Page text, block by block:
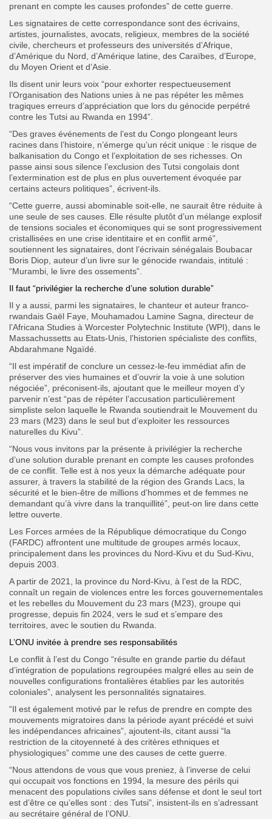
prenant en compte les causes profondes” de cette guerre.
Les signataires de cette correspondance sont des écrivains,
artistes, journalistes, avocats, religieux, membres de la société
civile, chercheurs et professeurs des universités d’Afrique,
d’Amérique du Nord, d’Amérique latine, des Caraïbes, d’Europe,
du Moyen Orient et d’Asie.
Ils disent unir leurs voix “pour exhorter respectueusement
l’Organisation des Nations unies à ne pas répéter les mêmes
tragiques erreurs d’appréciation que lors du génocide perpétré
contre les Tutsi au Rwanda en 1994”.
“Des graves événements de l’est du Congo plongeant leurs
racines dans l’histoire, n’émerge qu’un récit unique : le risque de
balkanisation du Congo et l’exploitation de ses richesses. On
passe ainsi sous silence l’exclusion des Tutsi congolais dont
l’extermination est de plus en plus ouvertement évoquée par
certains acteurs politiques”, écrivent-ils.
“Cette guerre, aussi abominable soit-elle, ne saurait être réduite à
une seule de ses causes. Elle résulte plutôt d’un mélange explosif
de tensions sociales et économiques qui se sont progressivement
cristallisées en une crise identitaire et en conflit armé”,
soutiennent les signataires, dont l’écrivain sénégalais Boubacar
Boris Diop, auteur d’un livre sur le génocide rwandais, intitulé :
“Murambi, le livre des ossements”.
Il faut “privilégier la recherche d’une solution durable”
Il y a aussi, parmi les signataires, le chanteur et auteur franco-
rwandais Gaël Faye, Mouhamadou Lamine Sagna, directeur de
l’Africana Studies à Worcester Polytechnic Institute (WPI), dans le
Massachussetts au Etats-Unis, l’historien spécialiste des conflits,
Abdarahmane Ngaïdé.
“Il est impératif de conclure un cessez-le-feu immédiat afin de
préserver des vies humaines et d’ouvrir la voie à une solution
négociée”, préconisent-ils, ajoutant que le meilleur moyen d’y
parvenir n’est “pas de répéter l’accusation particulièrement
simpliste selon laquelle le Rwanda soutiendrait le Mouvement du
23 mars (M23) dans le seul but d’exploiter les ressources
naturelles du Kivu”.
“Nous vous invitons par la présente à privilégier la recherche
d’une solution durable prenant en compte les causes profondes
de ce conflit. Telle est à nos yeux la démarche adéquate pour
assurer, à travers la stabilité de la région des Grands Lacs, la
sécurité et le bien-être de millions d’hommes et de femmes ne
demandant qu’à vivre dans la tranquillité”, peut-on lire dans cette
lettre ouverte.
Les Forces armées de la République démocratique du Congo
(FARDC) affrontent une multitude de groupes armés locaux,
principalement dans les provinces du Nord-Kivu et du Sud-Kivu,
depuis 2003.
A partir de 2021, la province du Nord-Kivu, à l’est de la RDC,
connaît un regain de violences entre les forces gouvernementales
et les rebelles du Mouvement du 23 mars (M23), groupe qui
progresse, depuis fin 2024, vers le sud et s’empare des
territoires, avec le soutien du Rwanda.
L’ONU invitée à prendre ses responsabilités
Le conflit à l’est du Congo “résulte en grande partie du défaut
d’intégration de populations regroupées malgré elles au sein de
nouvelles configurations frontalières établies par les autorités
coloniales”, analysent les personnalités signataires.
“Il est également motivé par le refus de prendre en compte des
mouvements migratoires dans la période ayant précédé et suivi
les indépendances africaines”, ajoutent-ils, citant aussi “la
restriction de la citoyenneté à des critères ethniques et
physiologiques” comme une des causes de cette guerre.
“Nous attendons de vous que vous preniez, à l’inverse de celui
qui occupait vos fonctions en 1994, la mesure des périls qui
menacent des populations civiles sans défense et dont le seul tort
est d’être ce qu’elles sont : des Tutsi”, insistent-ils en s’adressant
au secrétaire général de l’ONU.